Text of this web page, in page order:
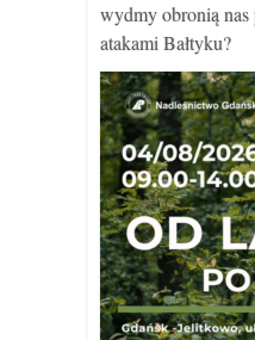
wydmy obronią nas
atakami Bałtyku?